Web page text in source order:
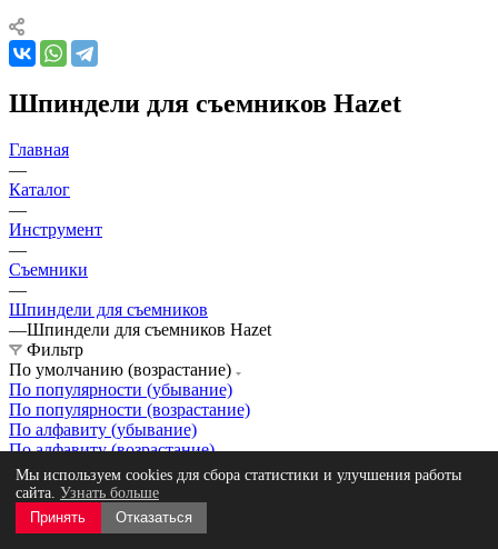
Шпиндели для съемников Hazet
Главная
—
Каталог
—
Инструмент
—
Съемники
—
Шпиндели для съемников
—Шпиндели для съемников Hazet
Фильтр
По умолчанию (возрастание)
По популярности (убывание)
По популярности (возрастание)
По алфавиту (убывание)
По алфавиту (возрастание)
По цене (убывание)
По цене (возрастание)
Мы используем cookies для сбора статистики и улучшения работы
сайта. Узнать больше
Принять
Отказаться